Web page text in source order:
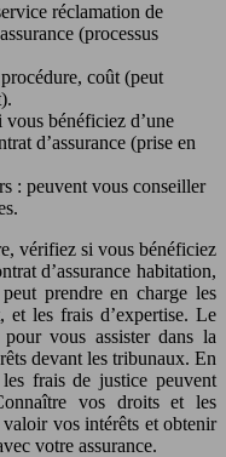
réclamation de
(processus
coût (peut
bénéficiez d’une
d’assurance (prise en
: peuvent vous conseiller
vérifiez si vous bénéficiez
d’assurance habitation,
prendre en charge les
et les frais d’expertise. Le
vous assister dans la
devant les tribunaux. En
frais de justice peuvent
vos droits et les
vos intérêts et obtenir
votre assurance.